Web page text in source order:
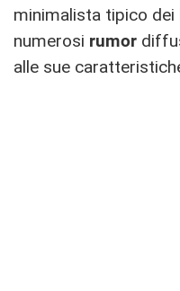
minimalista tipico dei
numerosi rumor
alle sue